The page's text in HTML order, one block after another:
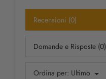
Recensioni (0)
Domande e Risposte (0)
Ordina per: Ultimo